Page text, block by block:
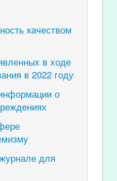
качеством
в ходе
в 2022 году
о
для